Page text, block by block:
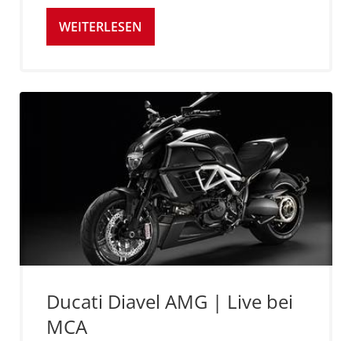
WEITERLESEN
Ducati Diavel AMG | Live bei
MCA